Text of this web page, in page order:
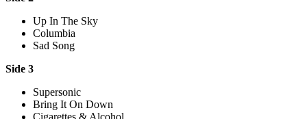
Up In The Sky
Columbia
Sad Song
Side 3
Supersonic
Bring It On Down
Cigarettes & Alcohol